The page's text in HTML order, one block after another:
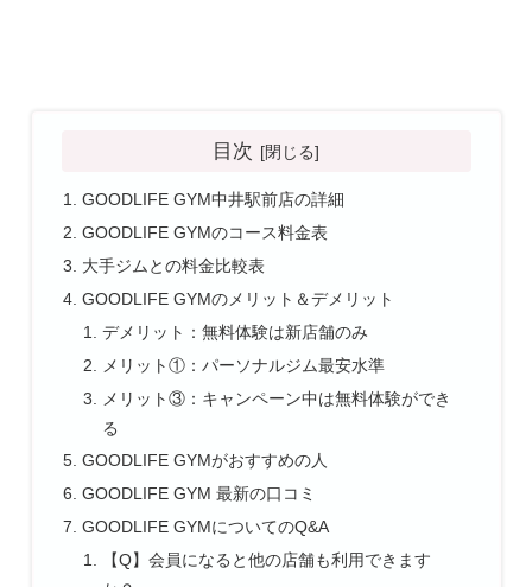
目次
GOODLIFE GYM中井駅前店の詳細
GOODLIFE GYMのコース料金表
大手ジムとの料金比較表
GOODLIFE GYMのメリット＆デメリット
デメリット：無料体験は新店舗のみ
メリット①：パーソナルジム最安水準
メリット③：キャンペーン中は無料体験ができ
る
GOODLIFE GYMがおすすめの人
GOODLIFE GYM 最新の口コミ
GOODLIFE GYMについてのQ&A
【Q】会員になると他の店舗も利用できます